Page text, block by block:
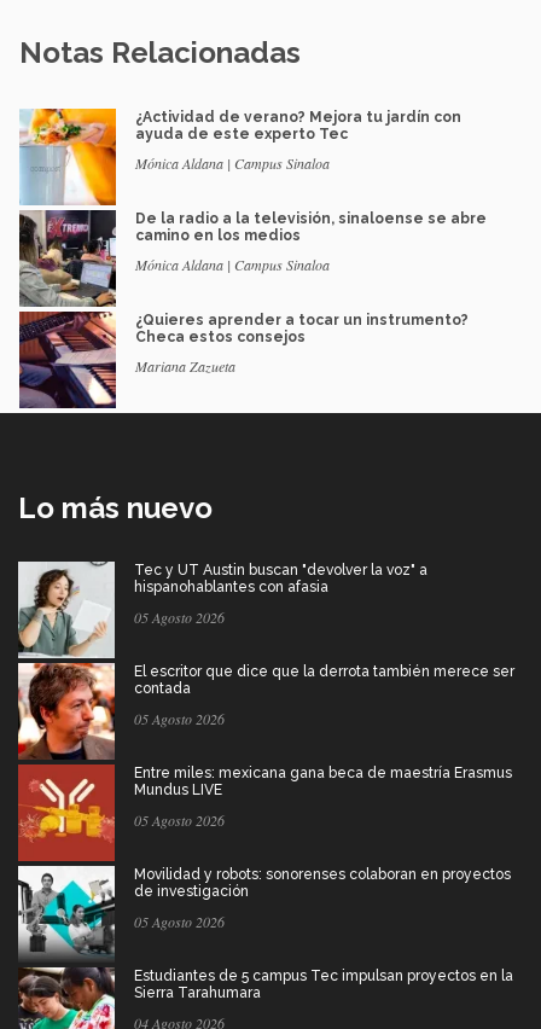
Notas Relacionadas
¿Actividad de verano? Mejora tu jardín con
ayuda de este experto Tec
Mónica Aldana | Campus Sinaloa
De la radio a la televisión, sinaloense se abre
camino en los medios
Mónica Aldana | Campus Sinaloa
¿Quieres aprender a tocar un instrumento?
Checa estos consejos
Mariana Zazueta
Lo más nuevo
Tec y UT Austin buscan "devolver la voz" a
hispanohablantes con afasia
05 Agosto 2026
El escritor que dice que la derrota también merece ser
contada
05 Agosto 2026
Entre miles: mexicana gana beca de maestría Erasmus
Mundus LIVE
05 Agosto 2026
Movilidad y robots: sonorenses colaboran en proyectos
de investigación
05 Agosto 2026
Estudiantes de 5 campus Tec impulsan proyectos en la
Sierra Tarahumara
04 Agosto 2026